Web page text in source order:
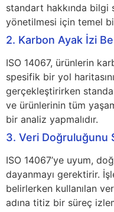
standart hakkında bilgi
yönetilmesi için temel
2. Karbon Ayak İzi
ISO 14067, ürünlerin
spesifik bir yol
gerçekleştirirken
ve ürünlerinin tüm
bir analiz yapmalıdır.
3. Veri Doğruluğunu
ISO 14067’ye uyum,
dayanmayı gerektirir.
belirlerken kullanılan
adına titiz bir süreç